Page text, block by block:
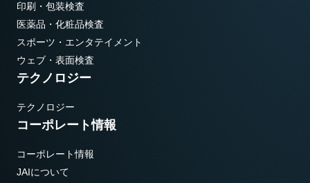
印刷・包装検査
医薬品・化粧品検査
スポーツ・エンタテイメント
ウェブ・表面検査
テクノロジー
テクノロジー
コーポレート情報
コーポレート情報
JAIについて